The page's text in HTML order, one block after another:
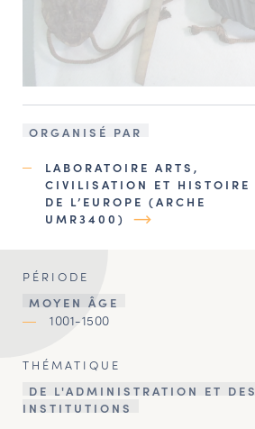
ORGANISÉ PAR
LABORATOIRE ARTS,
CIVILISATION ET HISTOIRE
DE L’EUROPE (ARCHE
UMR3400)
PÉRIODE
MOYEN ÂGE
1001-1500
THÉMATIQUE
DE L'ADMINISTRATION ET DES
INSTITUTIONS